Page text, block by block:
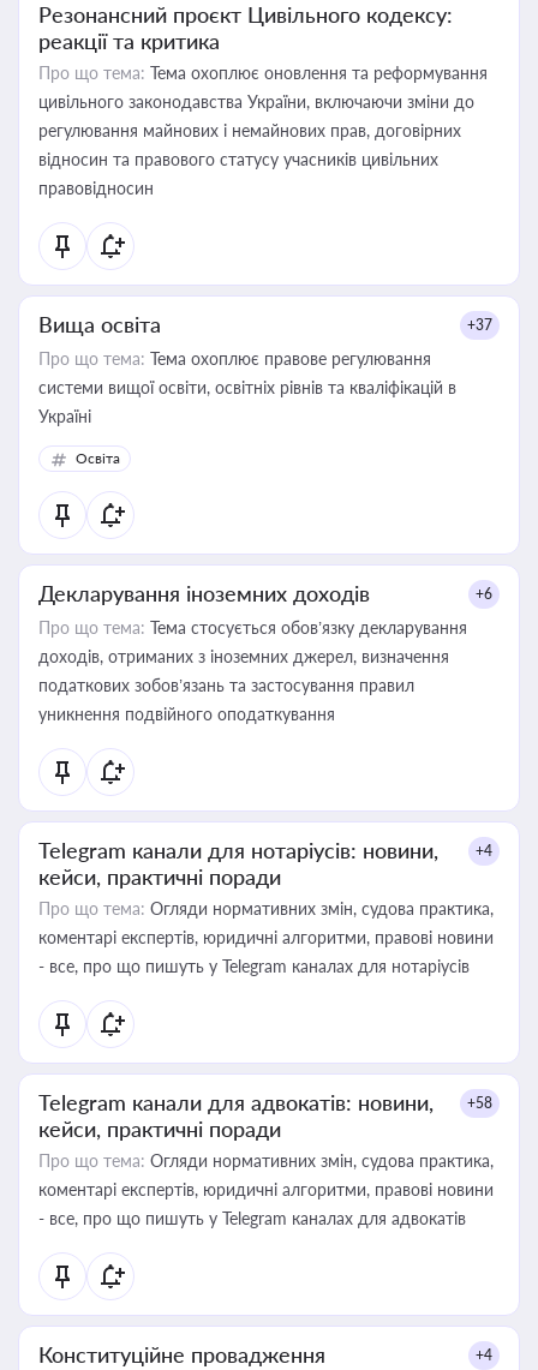
Резонансний проєкт Цивільного кодексу:
реакції та критика
Про що тема: Тема охоплює оновлення та реформування
цивільного законодавства України, включаючи зміни до
регулювання майнових і немайнових прав, договірних
відносин та правового статусу учасників цивільних
правовідносин
Вища освіта +37
Про що тема: Тема охоплює правове регулювання
системи вищої освіти, освітніх рівнів та кваліфікацій в
Україні
Освіта
Декларування іноземних доходів +6
Про що тема: Тема стосується обов’язку декларування
доходів, отриманих з іноземних джерел, визначення
податкових зобов’язань та застосування правил
уникнення подвійного оподаткування
Telegram канали для нотаріусів: новини,
кейси, практичні поради
+4
Про що тема: Огляди нормативних змін, судова практика,
коментарі експертів, юридичні алгоритми, правові новини
- все, про що пишуть у Telegram каналах для нотаріусів
Telegram канали для адвокатів: новини,
кейси, практичні поради
+58
Про що тема: Огляди нормативних змін, судова практика,
коментарі експертів, юридичні алгоритми, правові новини
- все, про що пишуть у Telegram каналах для адвокатів
Конституційне провадження +4